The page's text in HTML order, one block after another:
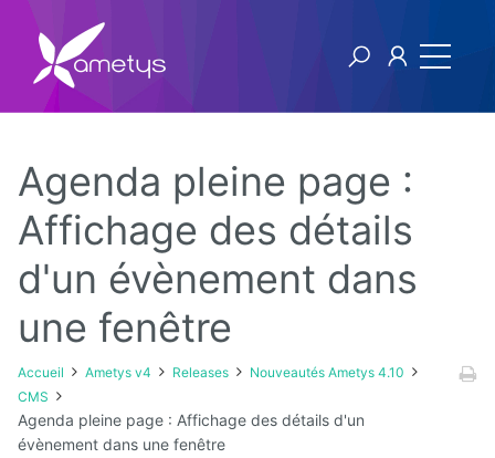
Ametys v4
Licence
Manuel
utilisateur
Manuel
d'installation
et
d'exploitation
Agenda pleine page :
Affichage des détails
d'un évènement dans
une fenêtre
Accueil Ametys v4 Releases
Nouveautés Ametys 4.10
CMS
Agenda pleine page : Affichage des détails d'un
évènement dans une fenêtre